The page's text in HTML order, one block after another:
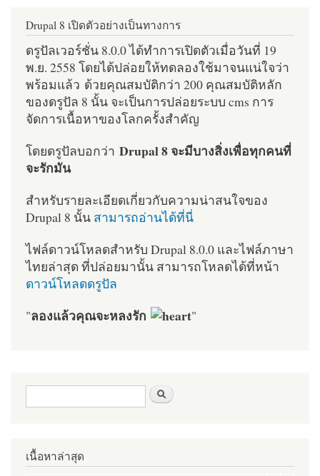
Drupal 8 เปิดตัวอย่างเป็นทางการ
ดรูปัลเวอร์ชั่น 8.0.0 ได้ทำการเปิดตัวเมื่อวันที่ 19
พ.ย. 2558 โดยได้ปล่อยให้ทดลองใช้มาจนแน่ใจว่า
พร้อมแล้ว ด้วยคุณสมบัติกว่า 200 คุณสมบัติหลัก
ของดรูปัล 8 นั้น จะเป็นการปล่อยระบบ cms การ
จัดการเนื้อหาของโลกครั้งสำคัญ
โดยดรูปัลบอกว่า Drupal 8 จะมีบางสิ่งเพื่อทุกคนที่
จะรักมัน
สำหรับรายละเอียดเกี่ยวกับความน่าสนใจของ
Drupal 8 นั้น สามารถอ่านได้ที่นี่
ไฟล์ดาวน์โหลดสำหรับ Drupal 8.0.0 และไฟล์ภาษา
ไทยล่าสุด ที่ปล่อยมานั้น สามารถโหลดได้ที่หน้า
ดาวน์โหลดดรูปัล
"ลองแล้วคุณจะหลงรัก "
ฟอร์มค้นหา
เนื้อหาล่าสุด